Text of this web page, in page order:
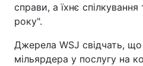
справи, а їхнє
року".
Джерела WSJ свідчать,
мільярдера у послугу на